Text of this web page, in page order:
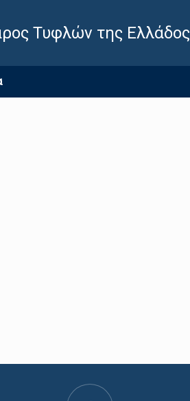
Τυφλών της Ελλάδος